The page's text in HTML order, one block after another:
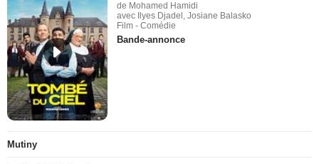
de Mohamed Hamidi
avec Ilyes Djadel, Josiane Balasko
Film - Comédie
Bande-annonce
Mutiny